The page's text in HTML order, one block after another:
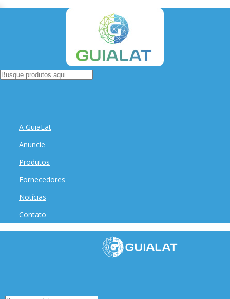
A GuiaLat
Anuncie
Produtos
Fornecedores
Notícias
Contato